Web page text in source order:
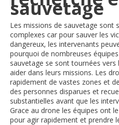
sauvetage
Les missions de sauvetage sont
complexes car pour sauver les
dangereux, les intervenants
pourquoi de nombreuses
sauvetage se sont tournées
aider dans leurs missions. Les
rapidement de vastes zones et
des personnes disparues et
substantielles avant que les
Grace au drone les équipes ont
pour agir rapidement et prendre